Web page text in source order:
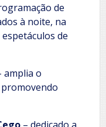
de
à noite, na
de
amplia o